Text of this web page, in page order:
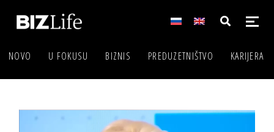
NOVO U FOKUSU BIZNIS PREDUZETNIŠTVO KARIJERA